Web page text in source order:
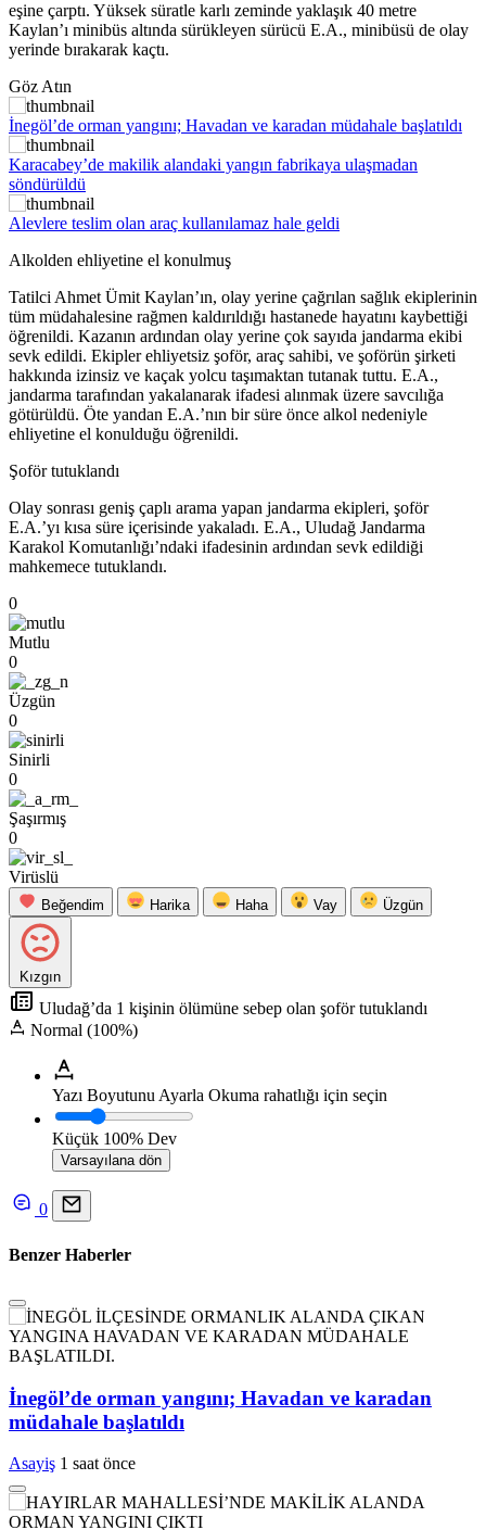
eşine çarptı. Yüksek süratle karlı zeminde yaklaşık 40 metre
Kaylan’ı minibüs altında sürükleyen sürücü E.A., minibüsü de olay
yerinde bırakarak kaçtı.
Göz Atın
İnegöl’de orman yangını; Havadan ve karadan müdahale başlatıldı
Karacabey’de makilik alandaki yangın fabrikaya ulaşmadan
söndürüldü
Alevlere teslim olan araç kullanılamaz hale geldi
Alkolden ehliyetine el konulmuş
Tatilci Ahmet Ümit Kaylan’ın, olay yerine çağrılan sağlık ekiplerinin
tüm müdahalesine rağmen kaldırıldığı hastanede hayatını kaybettiği
öğrenildi. Kazanın ardından olay yerine çok sayıda jandarma ekibi
sevk edildi. Ekipler ehliyetsiz şoför, araç sahibi, ve şoförün şirketi
hakkında izinsiz ve kaçak yolcu taşımaktan tutanak tuttu. E.A.,
jandarma tarafından yakalanarak ifadesi alınmak üzere savcılığa
götürüldü. Öte yandan E.A.’nın bir süre önce alkol nedeniyle
ehliyetine el konulduğu öğrenildi.
Şoför tutuklandı
Olay sonrası geniş çaplı arama yapan jandarma ekipleri, şoför
E.A.’yı kısa süre içerisinde yakaladı. E.A., Uludağ Jandarma
Karakol Komutanlığı’ndaki ifadesinin ardından sevk edildiği
mahkemece tutuklandı.
0
Mutlu
0
Üzgün
0
Sinirli
0
Şaşırmış
0
Virüslü
Beğendim Harika Haha Vay Üzgün
Kızgın
Uludağ’da 1 kişinin ölümüne sebep olan şoför tutuklandı
Normal (100%)
Yazı Boyutunu Ayarla Okuma rahatlığı için seçin
Küçük 100% Dev
Varsayılana dön
0
Benzer Haberler
İnegöl’de orman yangını; Havadan ve karadan
müdahale başlatıldı
Asayiş 1 saat önce